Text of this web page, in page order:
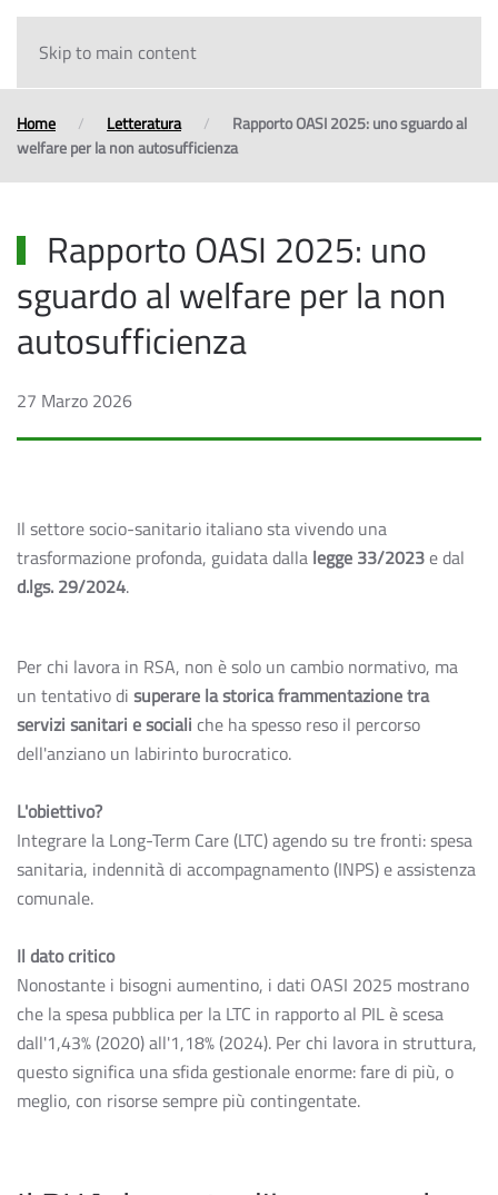
Skip to main content
Home Letteratura
Rapporto OASI 2025: uno sguardo al
welfare per la non autosufficienza
Rapporto OASI 2025: uno
sguardo al welfare per la non
autosufficienza
27 Marzo 2026
Il settore socio-sanitario italiano sta vivendo una
trasformazione profonda, guidata dalla legge 33/2023e dal
d.lgs. 29/2024.
Per chi lavora in RSA, non è solo un cambio normativo, ma
un tentativo di superare la storica frammentazione tra
servizi sanitari e sociali che ha spesso reso il percorso
dell'anziano un labirinto burocratico.
L'obiettivo?
Integrare la Long-Term Care (LTC) agendo su tre fronti: spesa
sanitaria, indennità di accompagnamento (INPS) e assistenza
comunale.
Il dato critico
Nonostante i bisogni aumentino, i dati OASI 2025 mostrano
che la spesa pubblica per la LTC in rapporto al PIL è scesa
dall'1,43% (2020) all'1,18% (2024). Per chi lavora in struttura,
questo significa una sfida gestionale enorme: fare di più, o
meglio, con risorse sempre più contingentate.